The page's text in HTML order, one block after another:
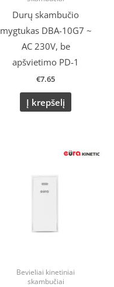
Durų skambučio
mygtukas DBA-10G7 ~
AC 230V, be
apšvietimo PD-1
€7.65
Į krepšelį
Bevieliai kinetiniai
skambučiai